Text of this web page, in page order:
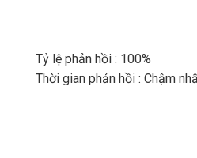
Tỷ lệ phản hồi : 100%
Thời gian phản hồi : Chậm